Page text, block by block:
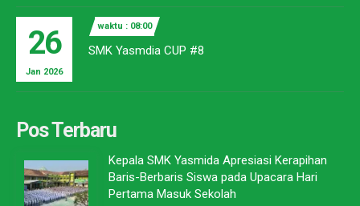
26
Jan 2026
waktu : 08:00
SMK Yasmdia CUP #8
Pos Terbaru
Kepala SMK Yasmida Apresiasi Kerapihan
Baris-Berbaris Siswa pada Upacara Hari
Pertama Masuk Sekolah